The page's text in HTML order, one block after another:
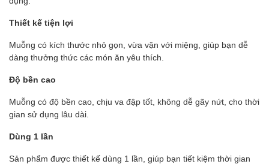
Thiết kế tiện lợi
Muỗng có kích thước nhỏ gọn, vừa vặn với miệng, giúp bạn dễ
dàng thưởng thức các món ăn yêu thích.
Độ bền cao
Muỗng có độ bền cao, chịu va đập tốt, không dễ gãy nứt, cho thời
gian sử dụng lâu dài.
Dùng 1 lần
Sản phẩm được thiết kế dùng 1 lần, giúp bạn tiết kiệm thời gian